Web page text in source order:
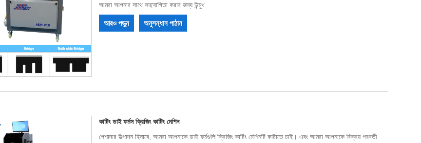
আমরা আপনার সাথে সহযোগিতা করার জন্য উন্মুখ.
আরও পড়ুন অনুসন্ধান পাঠান
কাটিং ডাই ফর্মস ক্রিজিং কাটিং মেশিন
পেশাদার উত্পাদন হিসাবে, আমরা আপনাকে ডাই ফর্মগুলি ক্রিজিং কাটিং মেশিনটি কাটাতে চাই। এবং আমরা আপনাকে বিক্রয় পরবর্তী